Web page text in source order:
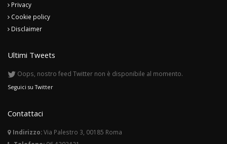
Privacy
Cookie policy
Disclaimer
Ultimi Tweets
Oops, nostro feed Twitter non è disponibile al momento.
Seguici su Twitter
Contattaci
Indirizzo:Via Palestro 3, 00185 Roma